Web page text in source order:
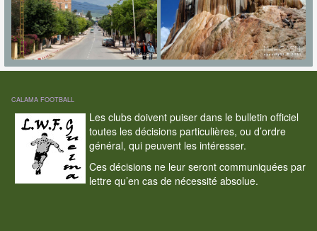
CALAMA FOOTBALL
Les clubs doivent puiser dans le bulletin officiel
toutes les décisions particulières, ou d’ordre
général, qui peuvent les intéresser.
Ces décisions ne leur seront communiquées par
lettre qu’en cas de nécessité absolue.